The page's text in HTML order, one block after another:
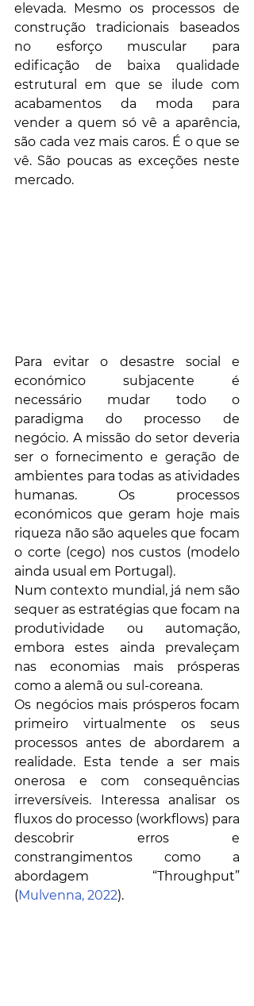
elevada. Mesmo os processos de
construção tradicionais baseados
no esforço muscular para
edificação de baixa qualidade
estrutural em que se ilude com
acabamentos da moda para
vender a quem só vê a aparência,
são cada vez mais caros. É o que se
vê. São poucas as exceções neste
mercado.
Para evitar o desastre social e
económico subjacente é
necessário mudar todo o
paradigma do processo de
negócio. A missão do setor deveria
ser o fornecimento e geração de
ambientes para todas as atividades
humanas. Os processos
económicos que geram hoje mais
riqueza não são aqueles que focam
o corte (cego) nos custos (modelo
ainda usual em Portugal).
Num contexto mundial, já nem são
sequer as estratégias que focam na
produtividade ou automação,
embora estes ainda prevaleçam
nas economias mais prósperas
como a alemã ou sul-coreana.
Os negócios mais prósperos focam
primeiro virtualmente os seus
processos antes de abordarem a
realidade. Esta tende a ser mais
onerosa e com consequências
irreversíveis. Interessa analisar os
fluxos do processo (workflows) para
descobrir erros e
constrangimentos como a
abordagem “Throughput”
(Mulvenna, 2022).